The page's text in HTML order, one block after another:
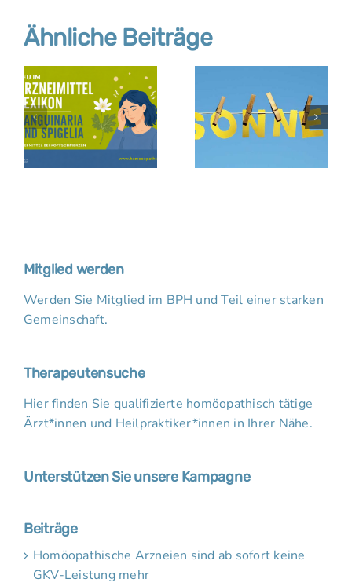
Ähnliche Beiträge
Mitglied werden
Werden Sie Mitglied im BPH und Teil einer starken
Gemeinschaft.
Therapeutensuche
Hier finden Sie qualifizierte homöopathisch tätige
Ärzt*innen und Heilpraktiker*innen in Ihrer Nähe.
Unterstützen Sie unsere Kampagne
Beiträge
Homöopathische Arzneien sind ab sofort keine
GKV-Leistung mehr